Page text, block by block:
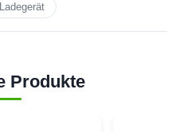
Produkte